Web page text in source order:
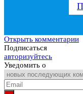
Открыть комментарии
Подписаться
авторизуйтесь
Уведомить о